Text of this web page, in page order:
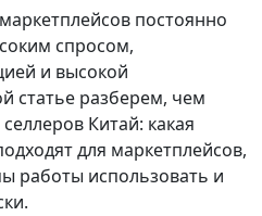
постоянно
спросом,
и высокой
статье разберем, чем
Китай: какая
для маркетплейсов,
работы использовать и